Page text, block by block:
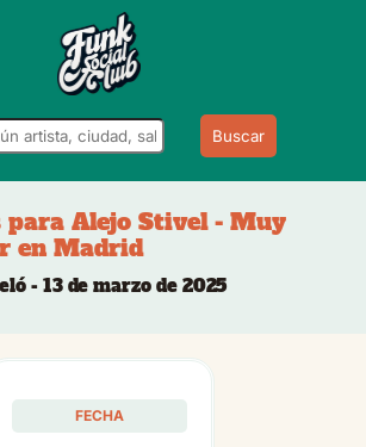
Buscar
para Alejo Stivel - Muy
en Madrid
- 13 de marzo de 2025
FECHA